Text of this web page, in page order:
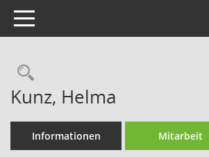
Toggle navigation
Rechercheauswahl
Kunz, Helma
Informationen Mitarbeit